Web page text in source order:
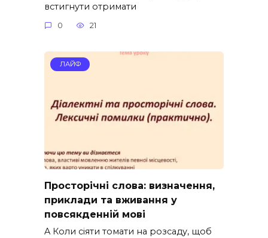
встигнути отримати
0 21
ЛАЙФ
Просторічні слова: визначення,
приклади та вживання у
повсякденній мові
A Коли сіяти томати на розсаду, щоб